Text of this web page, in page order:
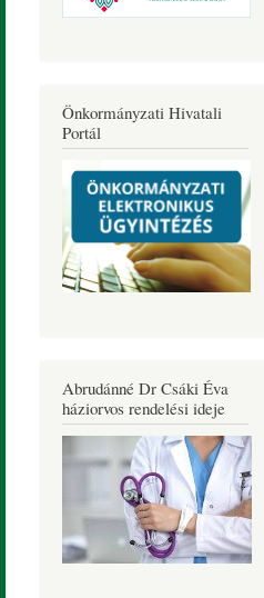
Önkormányzati Hivatali
Portál
Abrudánné Dr Csáki Éva
háziorvos rendelési ideje